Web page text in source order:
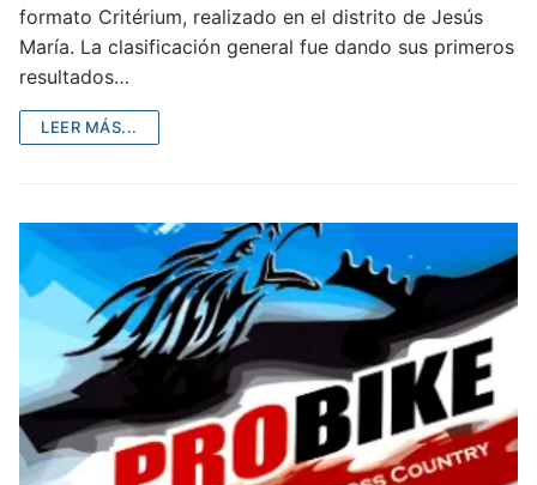
formato Critérium, realizado en el distrito de Jesús
María. La clasificación general fue dando sus primeros
resultados…
LEER MÁS...